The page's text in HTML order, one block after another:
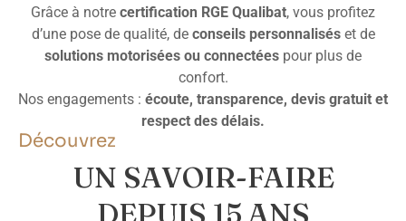
Grâce à notre certification RGE Qualibat, vous profitez
d’une pose de qualité, de conseils personnaliséset de
solutions motorisées ou connectées pour plus de
confort.
Nos engagements : écoute, transparence, devis gratuit et
respect des délais.
Découvrez
UN SAVOIR-FAIRE
DEPUIS 15 ANS